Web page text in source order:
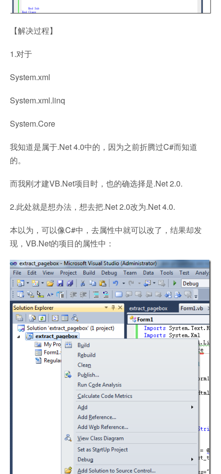
【解决过程】
1.对于
System.xml
System.xml.linq
System.Core
我知道是属于.Net 4.0中的，因为之前折腾过C#而知道
的。
而我刚才建VB.Net项目时，也的确选择是.Net 2.0.
2.此处就是想办法，想去把.Net 2.0改为.Net 4.0.
本以为，可以像C#中，去属性中就可以改了，结果却发
现，VB.Net的项目的属性中：